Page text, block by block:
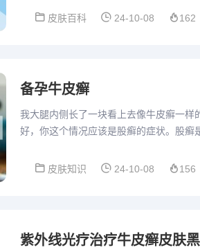
家...
皮肤百科 24-10-08 162
备孕牛皮癣
我大腿内侧长了一块看上去像牛皮癣一
好，你这个情况应该是股癣的症状。股癣
皮肤知识
24-10-08 156
紫外线光疗治疗牛皮癣皮肤